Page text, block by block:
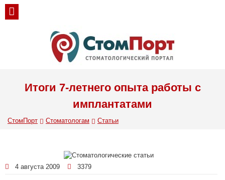
Итоги 7-летнего опыта работы с
имплантатами
СтомПорт Стоматологам Статьи
4 августа 2009 3379